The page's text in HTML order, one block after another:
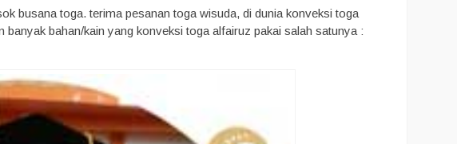
busana toga. terima pesanan toga wisuda, di dunia konveksi toga
bahan/kain yang konveksi toga alfairuz pakai salah satunya :